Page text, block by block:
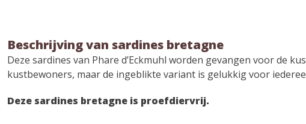
Beschrijving van sardines bretagne
Deze sardines van Phare d’Eckmuhl worden gevangen voor de
kustbewoners, maar de ingeblikte variant is gelukkig voor
Deze sardines bretagne is proefdiervrij.